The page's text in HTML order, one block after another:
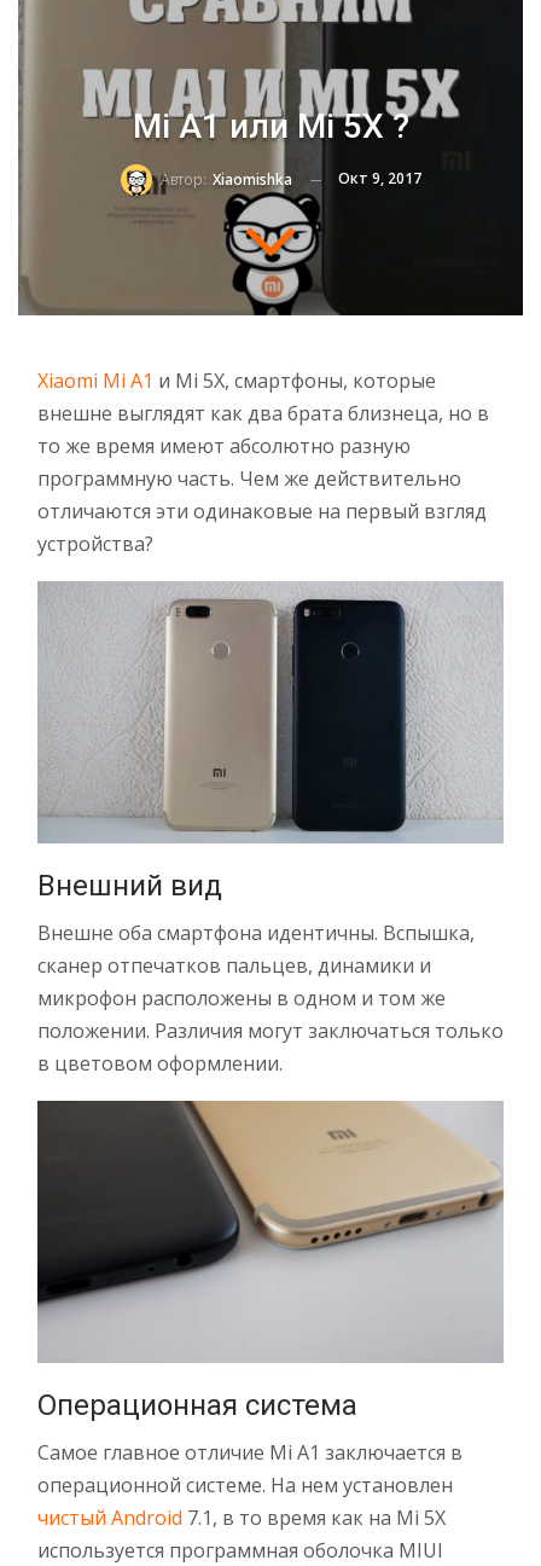
Mi A1 или Mi 5X ?
Автор: Xiaomishka Окт 9, 2017
Xiaomi Mi A1 и Mi 5X, смартфоны, которые
внешне выглядят как два брата близнеца, но в
то же время имеют абсолютно разную
программную часть. Чем же действительно
отличаются эти одинаковые на первый взгляд
устройства?
Внешний вид
Внешне оба смартфона идентичны. Вспышка,
сканер отпечатков пальцев, динамики и
микрофон расположены в одном и том же
положении. Различия могут заключаться только
в цветовом оформлении.
Операционная система
Самое главное отличие Mi A1 заключается в
операционной системе. На нем установлен
чистый Android 7.1, в то время как на Mi 5X
используется программная оболочка MIUI